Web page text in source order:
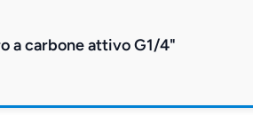
a carbone attivo G1/4"